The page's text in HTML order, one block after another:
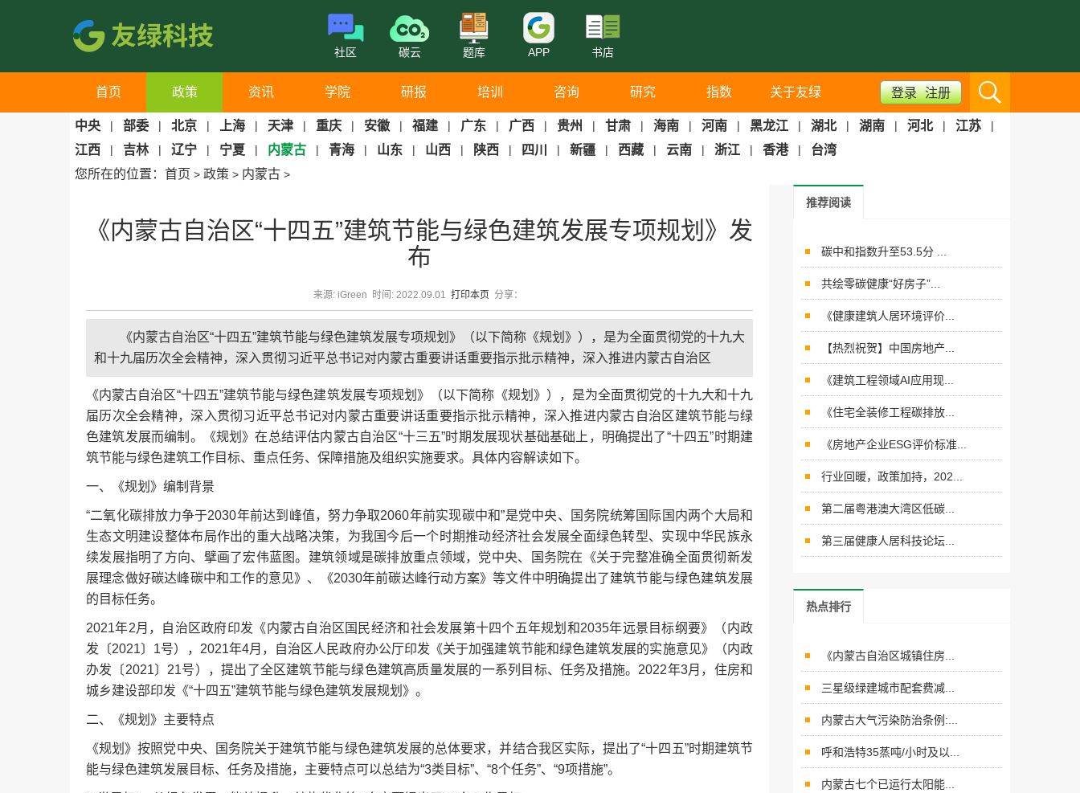
社区 碳云 题库 APP 书店
首页 政策 资讯 学院 研报 培训 咨询 研究 指数 关于友绿 登录 注册
中央 | 部委 | 北京 | 上海 | 天津 | 重庆 | 安徽 | 福建 | 广东 | 广西 | 贵州 | 甘肃 | 海南 | 河南 | 黑龙江 | 湖北 | 湖南 | 河北 | 江苏 |
江西 | 吉林 | 辽宁 | 宁夏 | 内蒙古 | 青海 | 山东 | 山西 | 陕西 | 四川 | 新疆 | 西藏 | 云南 | 浙江 | 香港 |
台湾
您所在的位置： 首页 > 政策 > 内蒙古 >
《内蒙古自治区“十四五”建筑节能与绿色建筑发展专项规划》发
布
来源: iGreen 时间: 2022.09.01 打印本页分享：
《内蒙古自治区“十四五”建筑节能与绿色建筑发展专项规划》（以下简称《规划》），是为全面贯彻党的十九大
和十九届历次全会精神，深入贯彻习近平总书记对内蒙古重要讲话重要指示批示精神，深入推进内蒙古自治区
《内蒙古自治区“十四五”建筑节能与绿色建筑发展专项规划》（以下简称《规划》），是为全面贯彻党的十九大和十九
届历次全会精神，深入贯彻习近平总书记对内蒙古重要讲话重要指示批示精神，深入推进内蒙古自治区建筑节能与绿
色建筑发展而编制。《规划》在总结评估内蒙古自治区“十三五”时期发展现状基础基础上，明确提出了“十四五”时期建
筑节能与绿色建筑工作目标、重点任务、保障措施及组织实施要求。具体内容解读如下。
一、《规划》编制背景
“二氧化碳排放力争于2030年前达到峰值，努力争取2060年前实现碳中和”是党中央、国务院统筹国际国内两个大局和
生态文明建设整体布局作出的重大战略决策，为我国今后一个时期推动经济社会发展全面绿色转型、实现中华民族永
续发展指明了方向、擘画了宏伟蓝图。建筑领域是碳排放重点领域，党中央、国务院在《关于完整准确全面贯彻新发
展理念做好碳达峰碳中和工作的意见》、《2030年前碳达峰行动方案》等文件中明确提出了建筑节能与绿色建筑发展
的目标任务。
2021年2月，自治区政府印发《内蒙古自治区国民经济和社会发展第十四个五年规划和2035年远景目标纲要》（内政
发〔2021〕1号），2021年4月，自治区人民政府办公厅印发《关于加强建筑节能和绿色建筑发展的实施意见》（内政
办发〔2021〕21号），提出了全区建筑节能与绿色建筑高质量发展的一系列目标、任务及措施。2022年3月，住房和
城乡建设部印发《“十四五”建筑节能与绿色建筑发展规划》。
二、《规划》主要特点
《规划》按照党中央、国务院关于建筑节能与绿色建筑发展的总体要求，并结合我区实际，提出了“十四五”时期建筑节
能与绿色建筑发展目标、任务及措施，主要特点可以总结为“3类目标”、“8个任务”、“9项措施”。
推荐阅读
碳中和指数升至53.5分 ...
共绘零碳健康“好房子”...
《健康建筑人居环境评价...
【热烈祝贺】中国房地产...
《建筑工程领域AI应用现...
《住宅全装修工程碳排放...
《房地产企业ESG评价标准...
行业回暖，政策加持，202...
第二届粤港澳大湾区低碳...
第三届健康人居科技论坛...
热点排行
《内蒙古自治区城镇住房...
三星级绿建城市配套费减...
内蒙古大气污染防治条例:...
呼和浩特35蒸吨/小时及以...
内蒙古七个已运行太阳能...